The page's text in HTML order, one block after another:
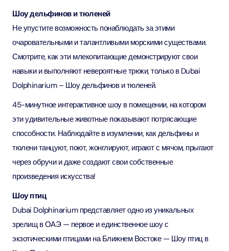
Шоу дельфинов и тюленей
Не упустите возможность понаблюдать за этими
очаровательными и талантливыми морскими существами.
Смотрите, как эти млекопитающие демонстрируют свои
навыки и выполняют невероятные трюки, только в Dubai
Dolphinarium – Шоу дельфинов и тюленей.
45-минутное интерактивное шоу в помещении, на котором
эти удивительные животные показывают потрясающие
способности. Наблюдайте в изумлении, как дельфины и
тюлени танцуют, поют, жонглируют, играют с мячом, прыгают
через обручи и даже создают свои собственные
произведения искусства!
Шоу птиц
Dubai Dolphinarium представляет одно из уникальных
зрелищ в ОАЭ — первое и единственное шоу с
экзотическими птицами на Ближнем Востоке — Шоу птиц в